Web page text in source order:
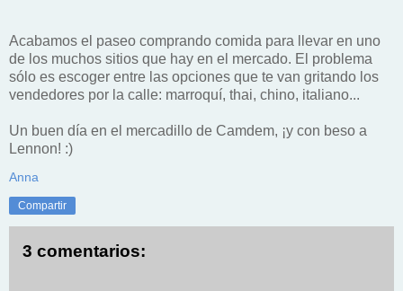
Acabamos el paseo comprando comida para llevar en uno
de los muchos sitios que hay en el mercado. El problema
sólo es escoger entre las opciones que te van gritando los
vendedores por la calle: marroquí, thai, chino, italiano...
Un buen día en el mercadillo de Camdem, ¡y con beso a
Lennon! :)
Anna
Compartir
3 comentarios: